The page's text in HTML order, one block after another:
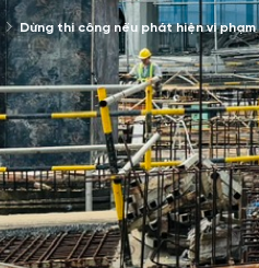
Dừng thi công nếu phát hiện vi